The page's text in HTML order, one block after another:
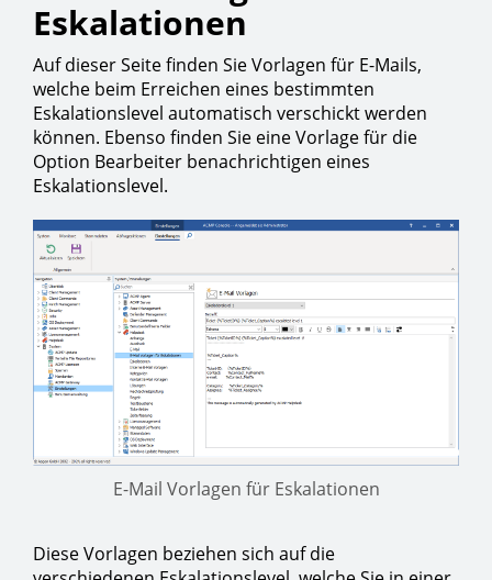
Eskalationen
Auf dieser Seite finden Sie Vorlagen für E-Mails,
welche beim Erreichen eines bestimmten
Eskalationslevel automatisch verschickt werden
können. Ebenso finden Sie eine Vorlage für die
Option Bearbeiter benachrichtigen eines
Eskalationslevel.
E-Mail Vorlagen für Eskalationen
Diese Vorlagen beziehen sich auf die